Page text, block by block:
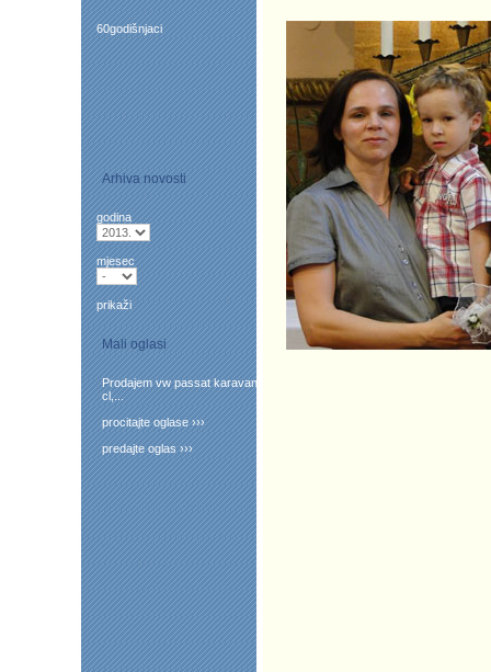
60godišnjaci
Arhiva novosti
godina
mjesec
prikaži
Mali oglasi
Prodajem vw passat karavan
cl,...
procitajte oglase ›››
predajte oglas ›››